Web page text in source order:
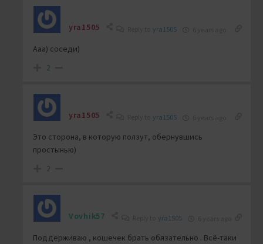
yra1505 yra1505
Ааа) соседи)
2
yra1505 yra1505
Это сторона, в которую ползут, обернувшись
простынью)
2
Vovhik57 yra1505
Поддерживаю , кошечек брать обязательно . Всё-таки